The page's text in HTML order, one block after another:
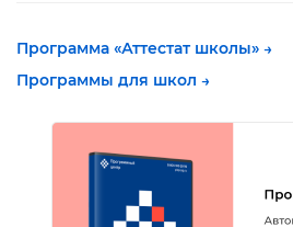
Программа «Аттестат школы» →
Программы для школ →